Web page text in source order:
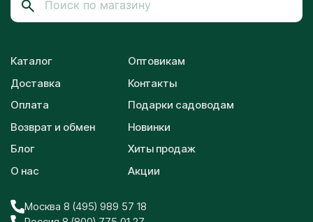
Каталог
Доставка
Оплата
Возврат и обмен
Блог
О нас
Оптовикам
Контакты
Подарки садоводам
Новинки
Хиты продаж
Акции
Москва 8 (495) 989 57 18